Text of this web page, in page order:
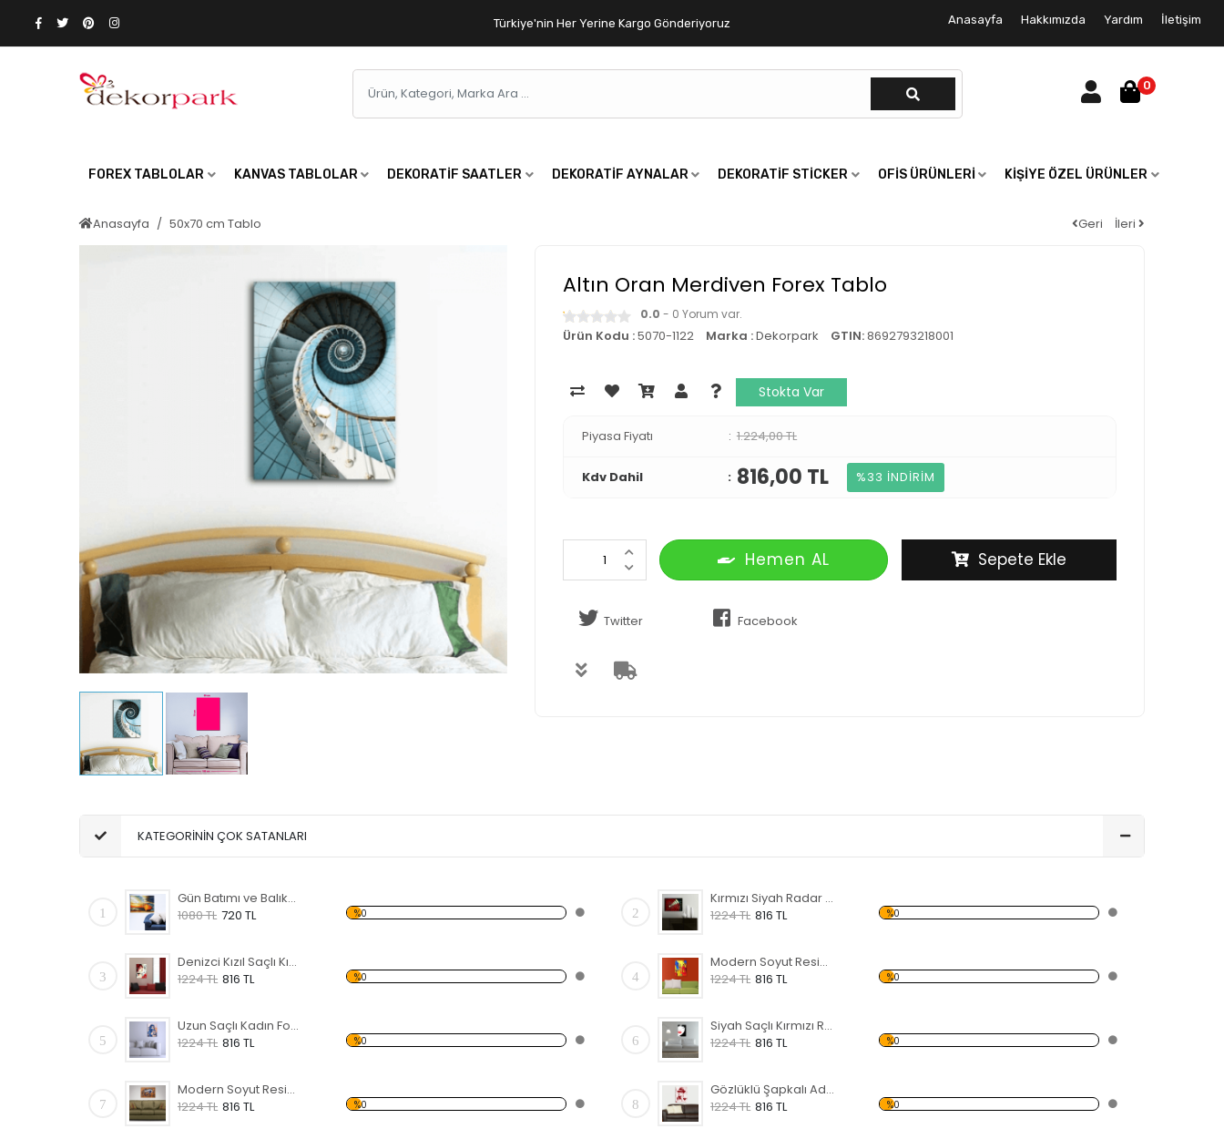
Türkiye'nin Her Yerine Kargo Gönderiyoruz Anasayfa Hakkımızda Yardım İletişim
0
FOREX TABLOLAR KANVAS TABLOLAR DEKORATIF SAATLER DEKORATIF AYNALAR DEKORATIF STICKER OFIS ÜRÜNLERI KIŞIYE ÖZEL ÜRÜNLER
Anasayfa 50x70 cm Tablo Geri İleri
Altın Oran Merdiven Forex Tablo
0.0 - 0 Yorum var.
Ürün Kodu :5070-1122 Marka :Dekorpark GTIN:8692793218001
Stokta Var
Piyasa Fiyatı 1.224,00 TL
Kdv Dahil 816,00 TL %33 İNDİRİM
Hemen AL Sepete Ekle
Twitter Facebook
KATEGORİNİN ÇOK SATANLARI
1
Gün Batımı ve Balıkçı Sandalı Forex Tablo
1080 TL 720 TL %0 2
Kırmızı Siyah Radar Ekranı Forex Tablo
1224 TL 816 TL %0
3
Denizci Kızıl Saçlı Kız Forex Tablo
1224 TL 816 TL %0 4
Modern Soyut Resim 47 Forex Tablo
1224 TL 816 TL %0
5
Uzun Saçlı Kadın Forex Tablo
1224 TL 816 TL %0 6
Siyah Saçlı Kırmızı Rujlu Kadın Forex Tablo
1224 TL 816 TL %0
7
Modern Soyut Resim 46 Forex Tablo
1224 TL 816 TL %0 8
Gözlüklü Şapkalı Adam Forex Tablo
1224 TL 816 TL %0